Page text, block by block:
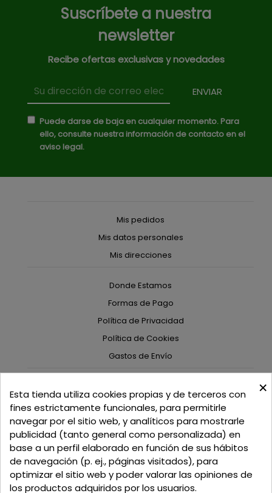
Suscríbete a nuestra
newsletter
Recibe ofertas exclusivas y novedades
Puede darse de baja en cualquier momento. Para
ello, consulte nuestra información de contacto en el
aviso legal.
Mis pedidos
Mis datos personales
Mis direcciones
Donde Estamos
Formas de Pago
Política de Privacidad
Política de Cookies
Gastos de Envío
C/ Delgadillo Nº 7 - Local 1 - 45600
Talavera de la Reina - Toledo - (España)
Llamadnos:+34 925 82 02 19 o625 654 791
Email: curtidosytapicerias@gmail.com
Verano:
×
Esta tienda utiliza cookies propias y de terceros con
fines estrictamente funcionales, para permitirle
navegar por el sitio web, y analíticos para mostrarle
publicidad (tanto general como personalizada) en
base a un perfil elaborado en función de sus hábitos
de navegación (p. ej., páginas visitados), para
optimizar el sitio web y poder valorar las opiniones de
los productos adquiridos por los usuarios.